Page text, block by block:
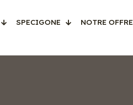
SPECIGONE NOTRE OFFRE